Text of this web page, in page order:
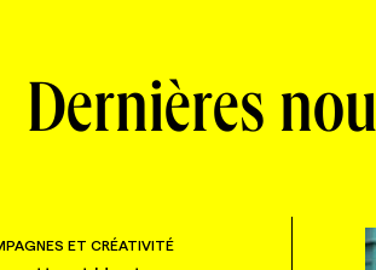
Dernières
ET CRÉATIVITÉ